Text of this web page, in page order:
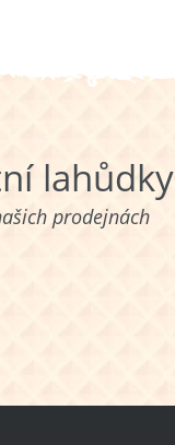
lahůdky
prodejnách